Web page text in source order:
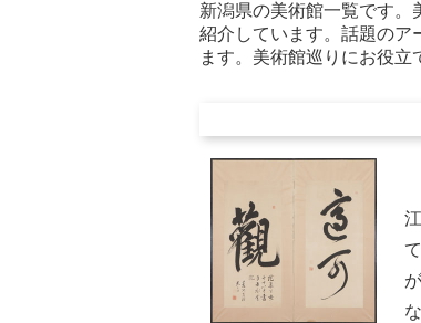
新潟県の美術館一覧です。
紹介しています。話題のア
ます。美術館巡りにお役立